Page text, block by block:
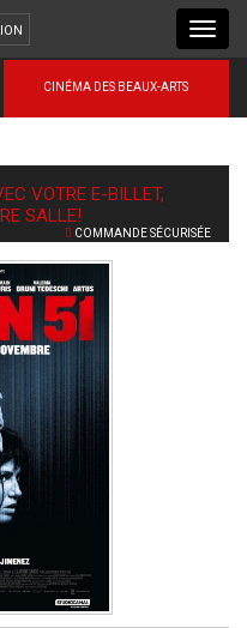
CINÉMA DES BEAUX-ARTS
VOTRE E-BILLET,
SALLE!
COMMANDE SÉCURISÉE